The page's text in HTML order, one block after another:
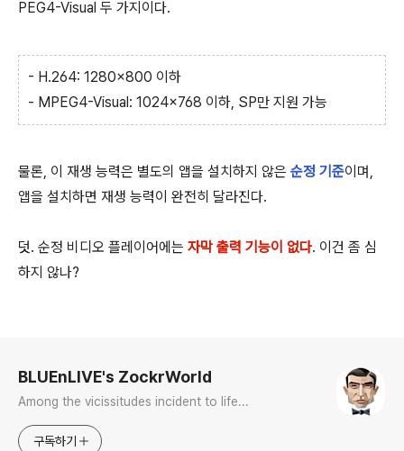
PEG4-Visual 두 가지이다.
- H.264: 1280x800 이하
- MPEG4-Visual: 1024x768 이하, SP만 지원 가능
물론, 이 재생 능력은 별도의 앱을 설치하지 않은 순정 기준이며,
앱을 설치하면 재생 능력이 완전히 달라진다.
덧. 순정 비디오 플레이어에는 자막 출력 기능이 없다. 이건 좀 심
하지 않나?
BLUEnLIVE's ZockrWorld
Among the vicissitudes incident to life...
구독하기